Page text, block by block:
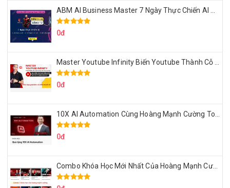
0đ
0đ
0đ
Combo Khóa Học Mới Nhất Của Hoàng Mạnh Cường